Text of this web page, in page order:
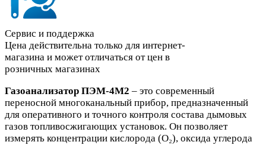
Сервис и поддержка
Цена действительна только для интернет-
магазина и может отличаться от цен в
розничных магазинах
Газоанализатор ПЭМ-4М2 – это современный
переносной многоканальный прибор, предназначенный
для оперативного и точного контроля состава дымовых
газов топливосжигающих установок. Он позволяет
измерять концентрации кислорода (O₂), оксида углерода